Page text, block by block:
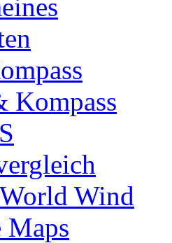
Kompass
Wind
Maps